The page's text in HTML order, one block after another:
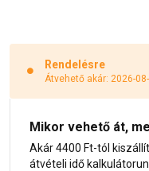
Rendelésre
Átvehető akár: 2026-
Mikor vehető át,
Akár 4400 Ft-tól
átvételi idő